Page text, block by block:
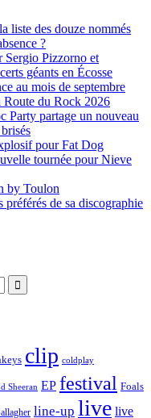
liste des douze nommés
?
Sergio Pizzorno et
géants en Écosse
au mois de septembre
Route du Rock 2026
Party partage un nouveau
pour Fat Dog
tournée pour Nieve
by Toulon
de sa discographie
clip coldplay
Sheeran EP festival Foals
line-up live live